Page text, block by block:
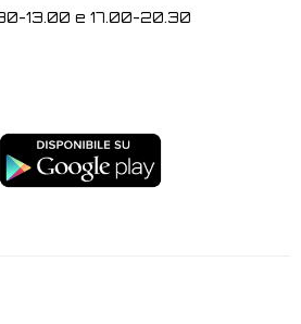
13.00 e 17.00-20.30